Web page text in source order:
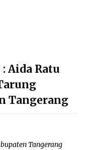
Aida Ratu
Tangerang
Tangerang